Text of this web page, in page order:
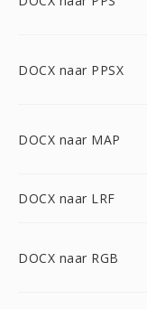
DOCX naar PPSX
DOCX naar MAP
DOCX naar LRF
DOCX naar RGB